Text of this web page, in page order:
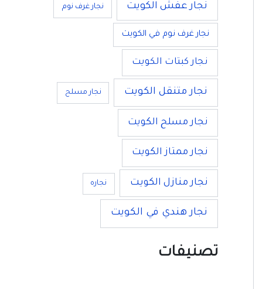
نجار عفش الكويت نجار غرف نوم
نجار غرف نوم في الكويت
نجار كبتات الكويت
نجار متنقل الكويت نجار مسلح
نجار مسلح الكويت
نجار ممتاز الكويت
نجار منازل الكويت نجاره
نجار هندي في الكويت
تصنيفات